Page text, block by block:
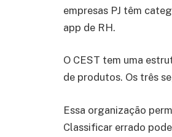
empresas PJ têm
app de RH.
O CEST tem uma
de produtos. Os três
Essa organização
Classificar errado